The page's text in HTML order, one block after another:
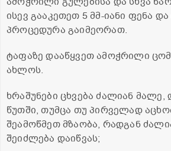
ისევ გააკეთეთ 5 მმ-იანი ფენა და
პროცედურა გაიმეორათ.
ტაფაზე დააწყვეთ ამოჭრილი
ახლოს.
ხრაშუნები ცხვება ძალიან
წუთში, თუმცა თუ პირველად
შეამოწმეთ მზაობა, რადგან
შეიძლება დაიწვას;